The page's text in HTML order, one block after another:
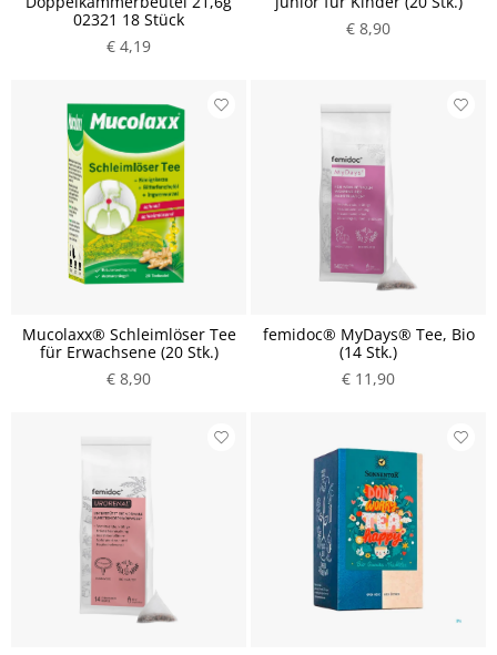
02321 18 Stück
€ 4,19
€ 8,90
Mucolaxx® Schleimlöser Tee
für Erwachsene (20 Stk.)
€ 8,90
femidoc® MyDays® Tee, Bio
(14 Stk.)
€ 11,90